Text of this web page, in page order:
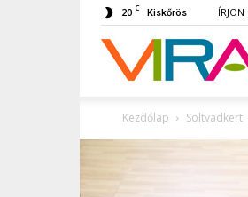
20 C Kiskőrös
VIRA
Kezdőlap Soltvadkert